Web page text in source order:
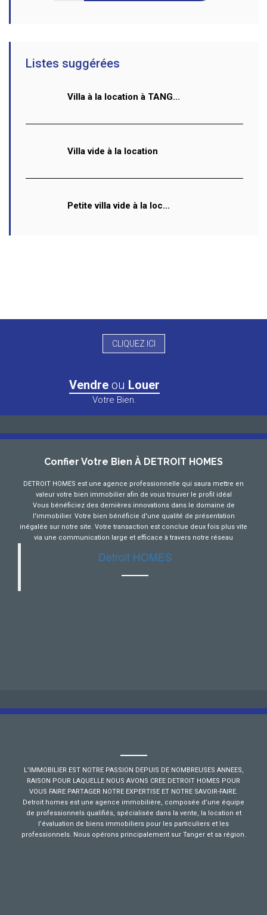
Listes suggérées
Villa à la location à TANG...
Villa vide à la location
Petite villa vide à la loc...
CLIQUEZ ICI
Vendre ou Louer
Votre Bien.
Confier Votre Bien À DETROIT HOMES
DETROIT HOMES est une agence professionnelle qui saura mettre en
valeur votre bien immobilier afin de vous trouver le profil idéal
Vous bénéficiez des dernières innovations dans le domaine de
l'immobilier. Votre bien bénéficie d'une qualité de présentation
inégalée sur notre site. Votre transaction est conclue deux fois plus vite
via une communication large et efficace à travers notre réseau
Detroit HOMES
L’IMMOBILIER EST NOTRE PASSION DEPUIS DE NOMBREUSES ANNEES,
RAISON POUR LAQUELLE NOUS AVONS CREE DETROIT HOMES POUR
VOUS FAIRE PARTAGER NOTRE EXPERTISE ET NOTRE SAVOIR-FAIRE.
Detroit homes est une agence immobilière, composée d’une équipe
de professionnels qualifiés, spécialisée dans la vente, la location et
l’évaluation de biens immobiliers pour les particuliers et les
professionnels. Nous opérons principalement sur Tanger et sa région.